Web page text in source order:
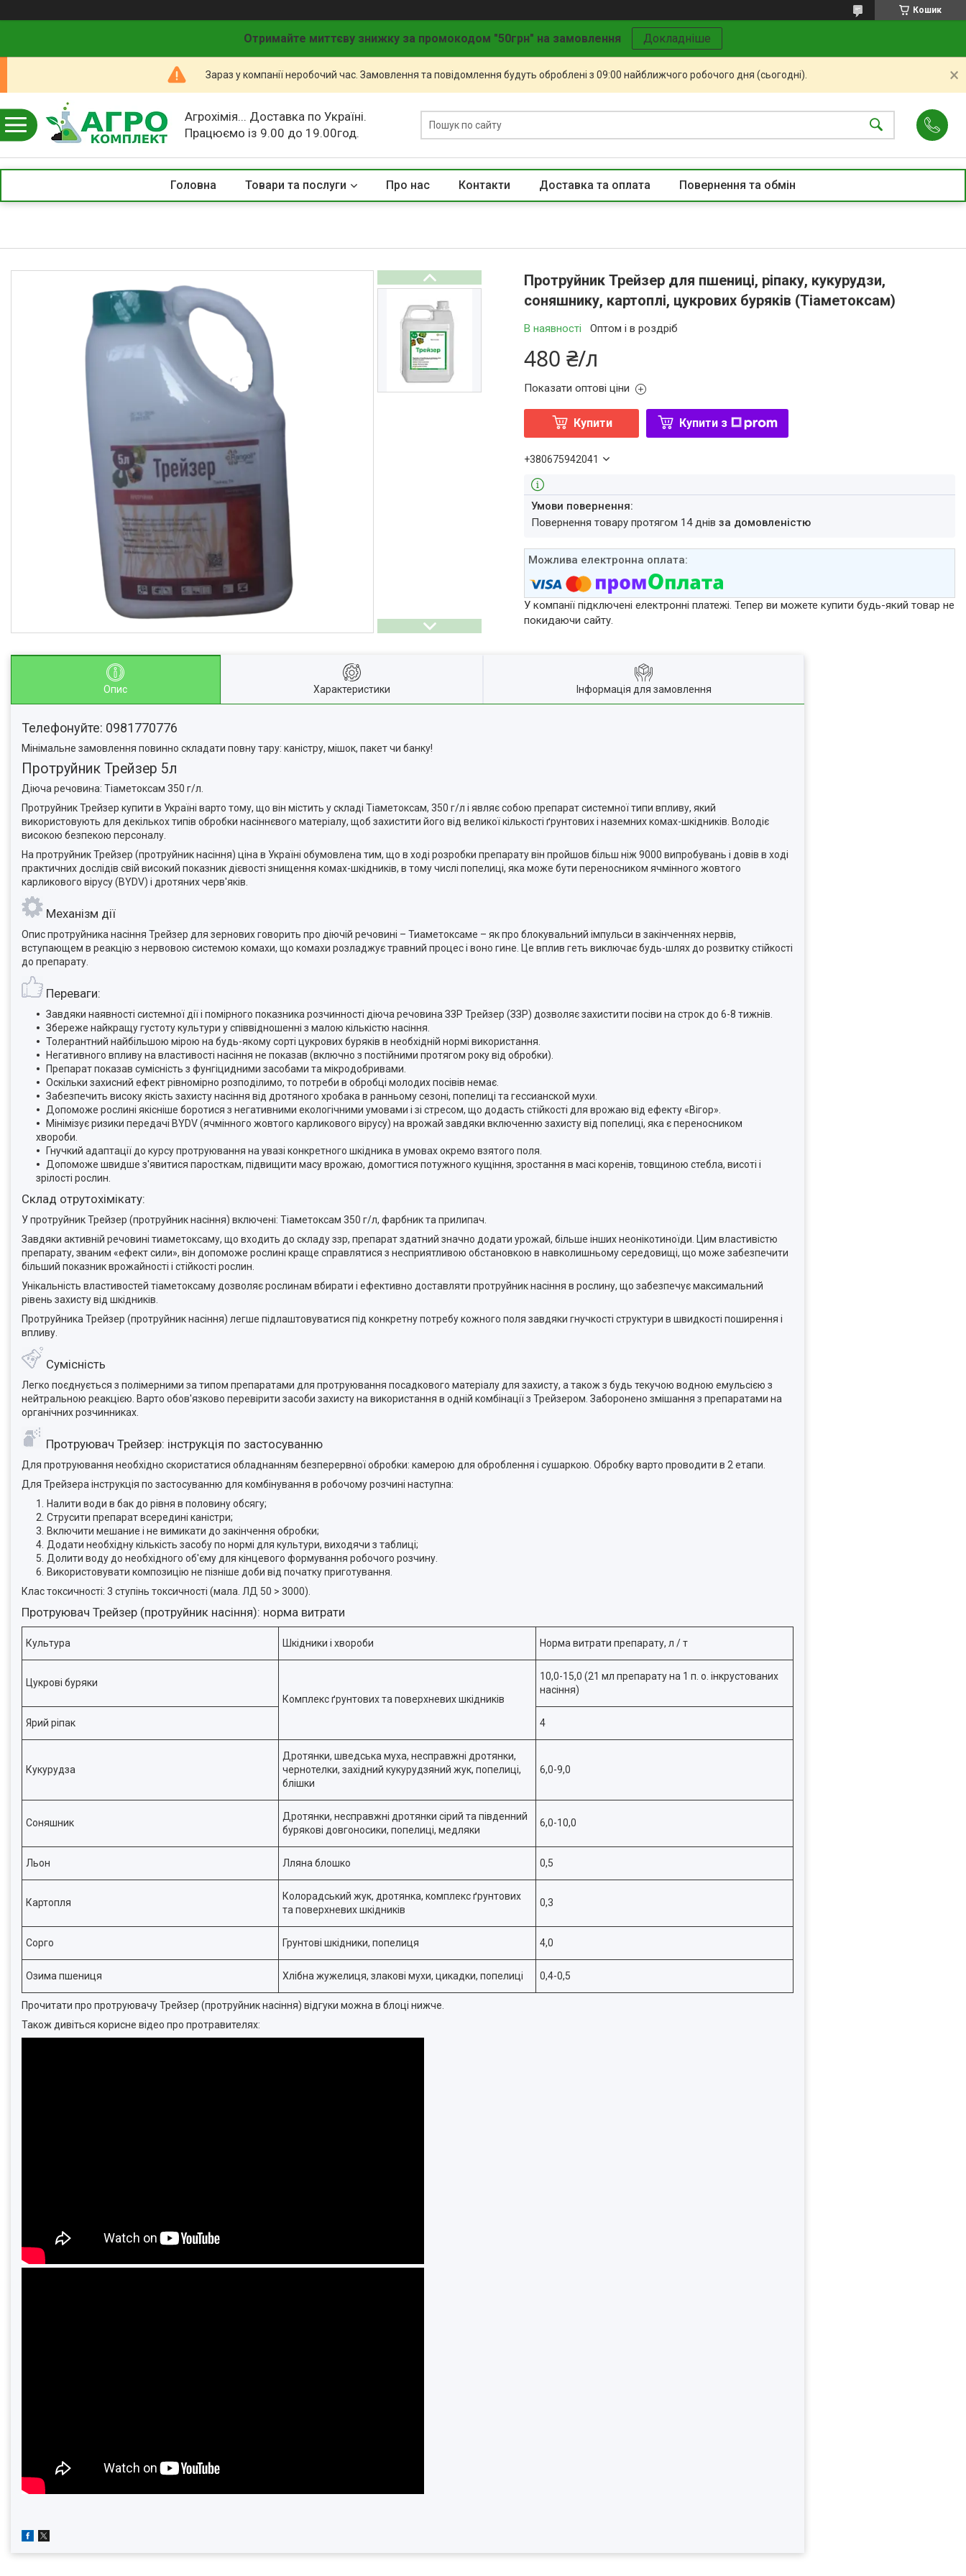
Кошик
Отримайте миттєву знижку за промокодом "50грн" на замовлення Докладніше
Зараз у компанії неробочий час. Замовлення та повідомлення будуть оброблені з 09:00 найближчого робочого дня (сьогодні).
Агрохімія... Доставка по Україні.
Працюємо із 9.00 до 19.00год.
Головна Товари та послуги Про нас Контакти Доставка та оплата Повернення та обмін
Протруйник Трейзер для пшениці, ріпаку, кукурудзи,
соняшнику, картоплі, цукрових буряків (Тіаметоксам)
В наявності Оптом і в роздріб
480 ₴/л
Показати оптові ціни
Купити Купити з
+380675942041
повернення товару протягом 14 днівза домовленістю
У компанії підключені електронні платежі. Тепер ви можете купити будь-який товар не
покидаючи сайту.
Опис Характеристики Інформація для замовлення
Телефонуйте: 0981770776
Мінімальне замовлення повинно складати повну тару: каністру, мішок, пакет чи банку!
Протруйник Трейзер 5л
Діюча речовина: Тіаметоксам 350 г/л.
Протруйник Трейзер купити в Україні варто тому, що він містить у складі Тіаметоксам, 350 г/л і являє собою препарат системної типи впливу, який
використовують для декількох типів обробки насіннєвого матеріалу, щоб захистити його від великої кількості ґрунтових і наземних комах-шкідників. Володіє
високою безпекою персоналу.
На протруйник Трейзер (протруйник насіння) ціна в Україні обумовлена тим, що в ході розробки препарату він пройшов більш ніж 9000 випробувань і довів в ході
практичних дослідів свій високий показник дієвості знищення комах-шкідників, в тому числі попелиці, яка може бути переносником ячмінного жовтого
карликового вірусу (BYDV) і дротяних черв'яків.
Механізм дії
Опис протруйника насіння Трейзер для зернових говорить про діючій речовині – Тиаметоксаме – як про блокувальний імпульси в закінченнях нервів,
вступающем в реакцію з нервовою системою комахи, що комахи розладжує травний процес і воно гине. Це вплив геть виключає будь-шлях до розвитку стійкості
до препарату.
Переваги:
Завдяки наявності системної дії і помірного показника розчинності діюча речовина ЗЗР Трейзер (ЗЗР) дозволяє захистити посіви на строк до 6-8 тижнів.
Збереже найкращу густоту культури у співвідношенні з малою кількістю насіння.
Толерантний найбільшою мірою на будь-якому сорті цукрових буряків в необхідній нормі використання.
Негативного впливу на властивості насіння не показав (включно з постійними протягом року від обробки).
Препарат показав сумісність з фунгіцидними засобами та мікродобривами.
Оскільки захисний ефект рівномірно розподілимо, то потреби в обробці молодих посівів немає.
Забезпечить високу якість захисту насіння від дротяного хробака в ранньому сезоні, попелиці та гессианской мухи.
Допоможе рослині якісніше боротися з негативними екологічними умовами і зі стресом, що додасть стійкості для врожаю від ефекту «Вігор».
Мінімізує ризики передачі BYDV (ячмінного жовтого карликового вірусу) на врожай завдяки включенню захисту від попелиці, яка є переносником
хвороби.
Гнучкий адаптації до курсу протруювання на увазі конкретного шкідника в умовах окремо взятого поля.
Допоможе швидше з'явитися паросткам, підвищити масу врожаю, домогтися потужного кущіння, зростання в масі коренів, товщиною стебла, висоті і
зрілості рослин.
Склад отрутохімікату:
У протруйник Трейзер (протруйник насіння) включені: Тіаметоксам 350 г/л, фарбник та прилипач.
Завдяки активній речовині тиаметоксаму, що входить до складу ззр, препарат здатний значно додати урожай, більше інших неонікотиноїди. Цим властивістю
препарату, званим «ефект сили», він допоможе рослині краще справлятися з несприятливою обстановкою в навколишньому середовищі, що може забезпечити
більший показник врожайності і стійкості рослин.
Унікальність властивостей тіаметоксаму дозволяє рослинам вбирати і ефективно доставляти протруйник насіння в рослину, що забезпечує максимальний
рівень захисту від шкідників.
Протруйника Трейзер (протруйник насіння) легше підлаштовуватися під конкретну потребу кожного поля завдяки гнучкості структури в швидкості поширення і
впливу.
Сумісність
Легко поєднується з полімерними за типом препаратами для протруювання посадкового матеріалу для захисту, а також з будь текучою водною емульсією з
нейтральною реакцією. Варто обов'язково перевірити засоби захисту на використання в одній комбінації з Трейзером. Заборонено змішання з препаратами на
органічних розчинниках.
Протруювач Трейзер: інструкція по застосуванню
Для протруювання необхідно скористатися обладнанням безперервної обробки: камерою для оброблення і сушаркою. Обробку варто проводити в 2 етапи.
Для Трейзера інструкція по застосуванню для комбінування в робочому розчині наступна:
Налити води в бак до рівня в половину обсягу;
Струсити препарат всередині каністри;
Включити мешание і не вимикати до закінчення обробки;
Додати необхідну кількість засобу по нормі для культури, виходячи з таблиці;
Долити воду до необхідного об'єму для кінцевого формування робочого розчину.
Використовувати композицію не пізніше доби від початку приготування.
Клас токсичності: 3 ступінь токсичності (мала. ЛД 50 > 3000).
Протруювач Трейзер (протруйник насіння): норма витрати
Культура Шкідники і хвороби Норма витрати препарату, л / т
Цукрові буряки
Комплекс ґрунтових та поверхневих шкідників
10,0-15,0 (21 мл препарату на 1 п. о. інкрустованих
насіння)
Ярий ріпак 4
Кукурудза
Дротянки, шведська муха, несправжні дротянки,
чернотелки, західний кукурудзяний жук, попелиці,
блішки
6,0-9,0
Соняшник
Дротянки, несправжні дротянки сірий та південний
бурякові довгоносики, попелиці, медляки
6,0-10,0
Льон Лляна блошко 0,5
Картопля
Колорадський жук, дротянка, комплекс ґрунтових
та поверхневих шкідників
0,3
Сорго Грунтові шкідники, попелиця 4,0
Озима пшениця Хлібна жужелиця, злакові мухи, цикадки, попелиці 0,4-0,5
Прочитати про протруювачу Трейзер (протруйник насіння) відгуки можна в блоці нижче.
Також дивіться корисне відео про протравителях: